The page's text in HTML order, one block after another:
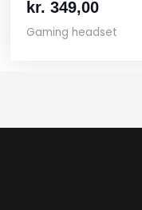
kr. 349,00
Gaming headset